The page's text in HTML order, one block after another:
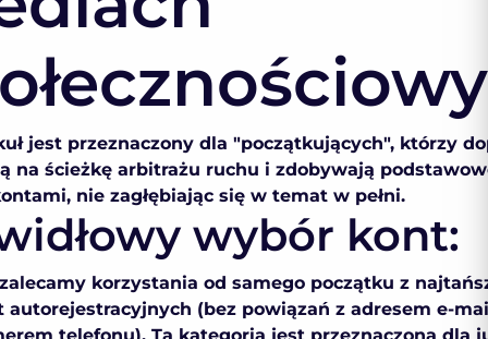
jest przeznaczony dla "początkujących", którzy
na ścieżkę arbitrażu ruchu i zdobywają
nie zagłębiając się w temat w pełni.
wybór kont:
korzystania od samego początku z
autorejestracyjnych (bez powiązań z adresem e-